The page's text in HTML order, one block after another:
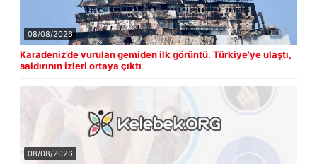
08/08/2026
Karadeniz’de vurulan gemiden ilk görüntü. Türkiye’ye ulaştı,
saldırının izleri ortaya çıktı
08/08/2026